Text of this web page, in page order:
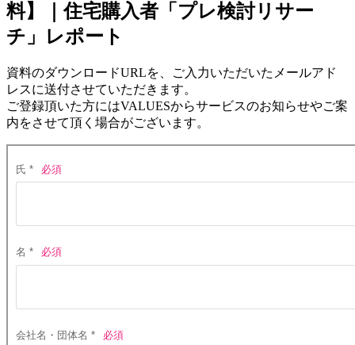
料】｜住宅購入者「プレ検討リサー
チ」レポート
資料のダウンロードURLを、ご入力いただいたメールアド
レスに送付させていただきます。
ご登録頂いた方にはVALUESからサービスのお知らせやご案
内をさせて頂く場合がございます。